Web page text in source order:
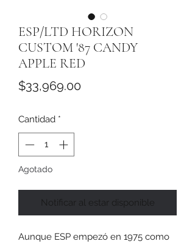
ESP/LTD HORIZON
CUSTOM '87 CANDY
APPLE RED
$33,969.00Precio
Cantidad *
Agotado
Notificar al estar disponible
Aunque ESP empezó en 1975 como